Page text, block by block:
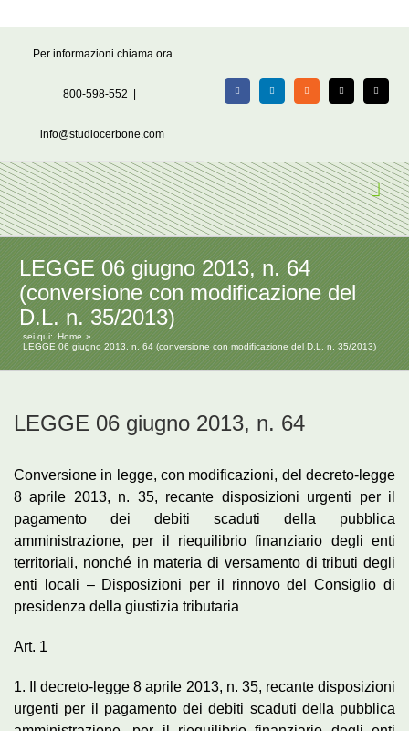
Per informazioni chiama ora
800-598-552
info@studiocerbone.com
FacebookLinkedIn Rss X Email
LEGGE 06 giugno 2013, n. 64
(conversione con modificazione del
D.L. n. 35/2013)
sei qui:
Home
LEGGE 06 giugno 2013, n. 64 (conversione con modificazione del D.L. n. 35/2013)
LEGGE 06 giugno 2013, n. 64
Conversione in legge, con modificazioni, del decreto-legge
8 aprile 2013, n. 35, recante disposizioni urgenti per il
pagamento dei debiti scaduti della pubblica
amministrazione, per il riequilibrio finanziario degli enti
territoriali, nonché in materia di versamento di tributi degli
enti locali – Disposizioni per il rinnovo del Consiglio di
presidenza della giustizia tributaria
Art. 1
1. Il decreto-legge 8 aprile 2013, n. 35, recante disposizioni
urgenti per il pagamento dei debiti scaduti della pubblica